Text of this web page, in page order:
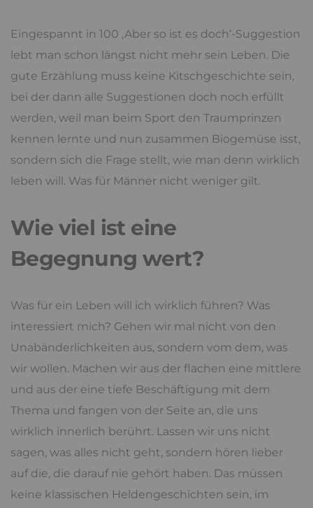
Eingespannt in 100 ‚Aber so ist es doch‘-Suggestion
lebt man schon längst nicht mehr sein Leben. Die
gute Erzählung muss keine Kitschgeschichte sein,
bei der dann alle Suggestionen doch noch erfüllt
werden, weil man beim Sport den Traumprinzen
kennen lernte und nun zusammen Biogemüse isst,
sondern sich die Frage stellt, wie man denn wirklich
leben will. Was für Männer nicht weniger gilt.
Wie viel ist eine
Begegnung wert?
Was für ein Leben will ich wirklich führen? Was
interessiert mich? Gehen wir mal nicht von den
Unabänderlichkeiten aus, sondern vom dem, was
wir wollen. Machen wir aus der flachen eine mittlere
und aus der eine tiefe Beschäftigung mit dem
Thema und fangen von der Seite an, die uns
wirklich innerlich berührt. Lassen wir uns nicht
sagen, was alles nicht geht, sondern hören lieber
auf die, die darauf nie gehört haben. Das müssen
keine klassischen Heldengeschichten sein, im